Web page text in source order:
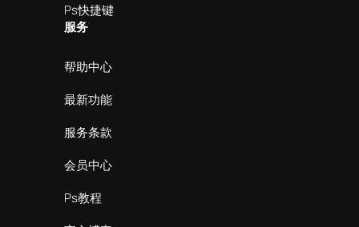
Ps快捷键
服务
帮助中心
最新功能
服务条款
会员中心
Ps教程